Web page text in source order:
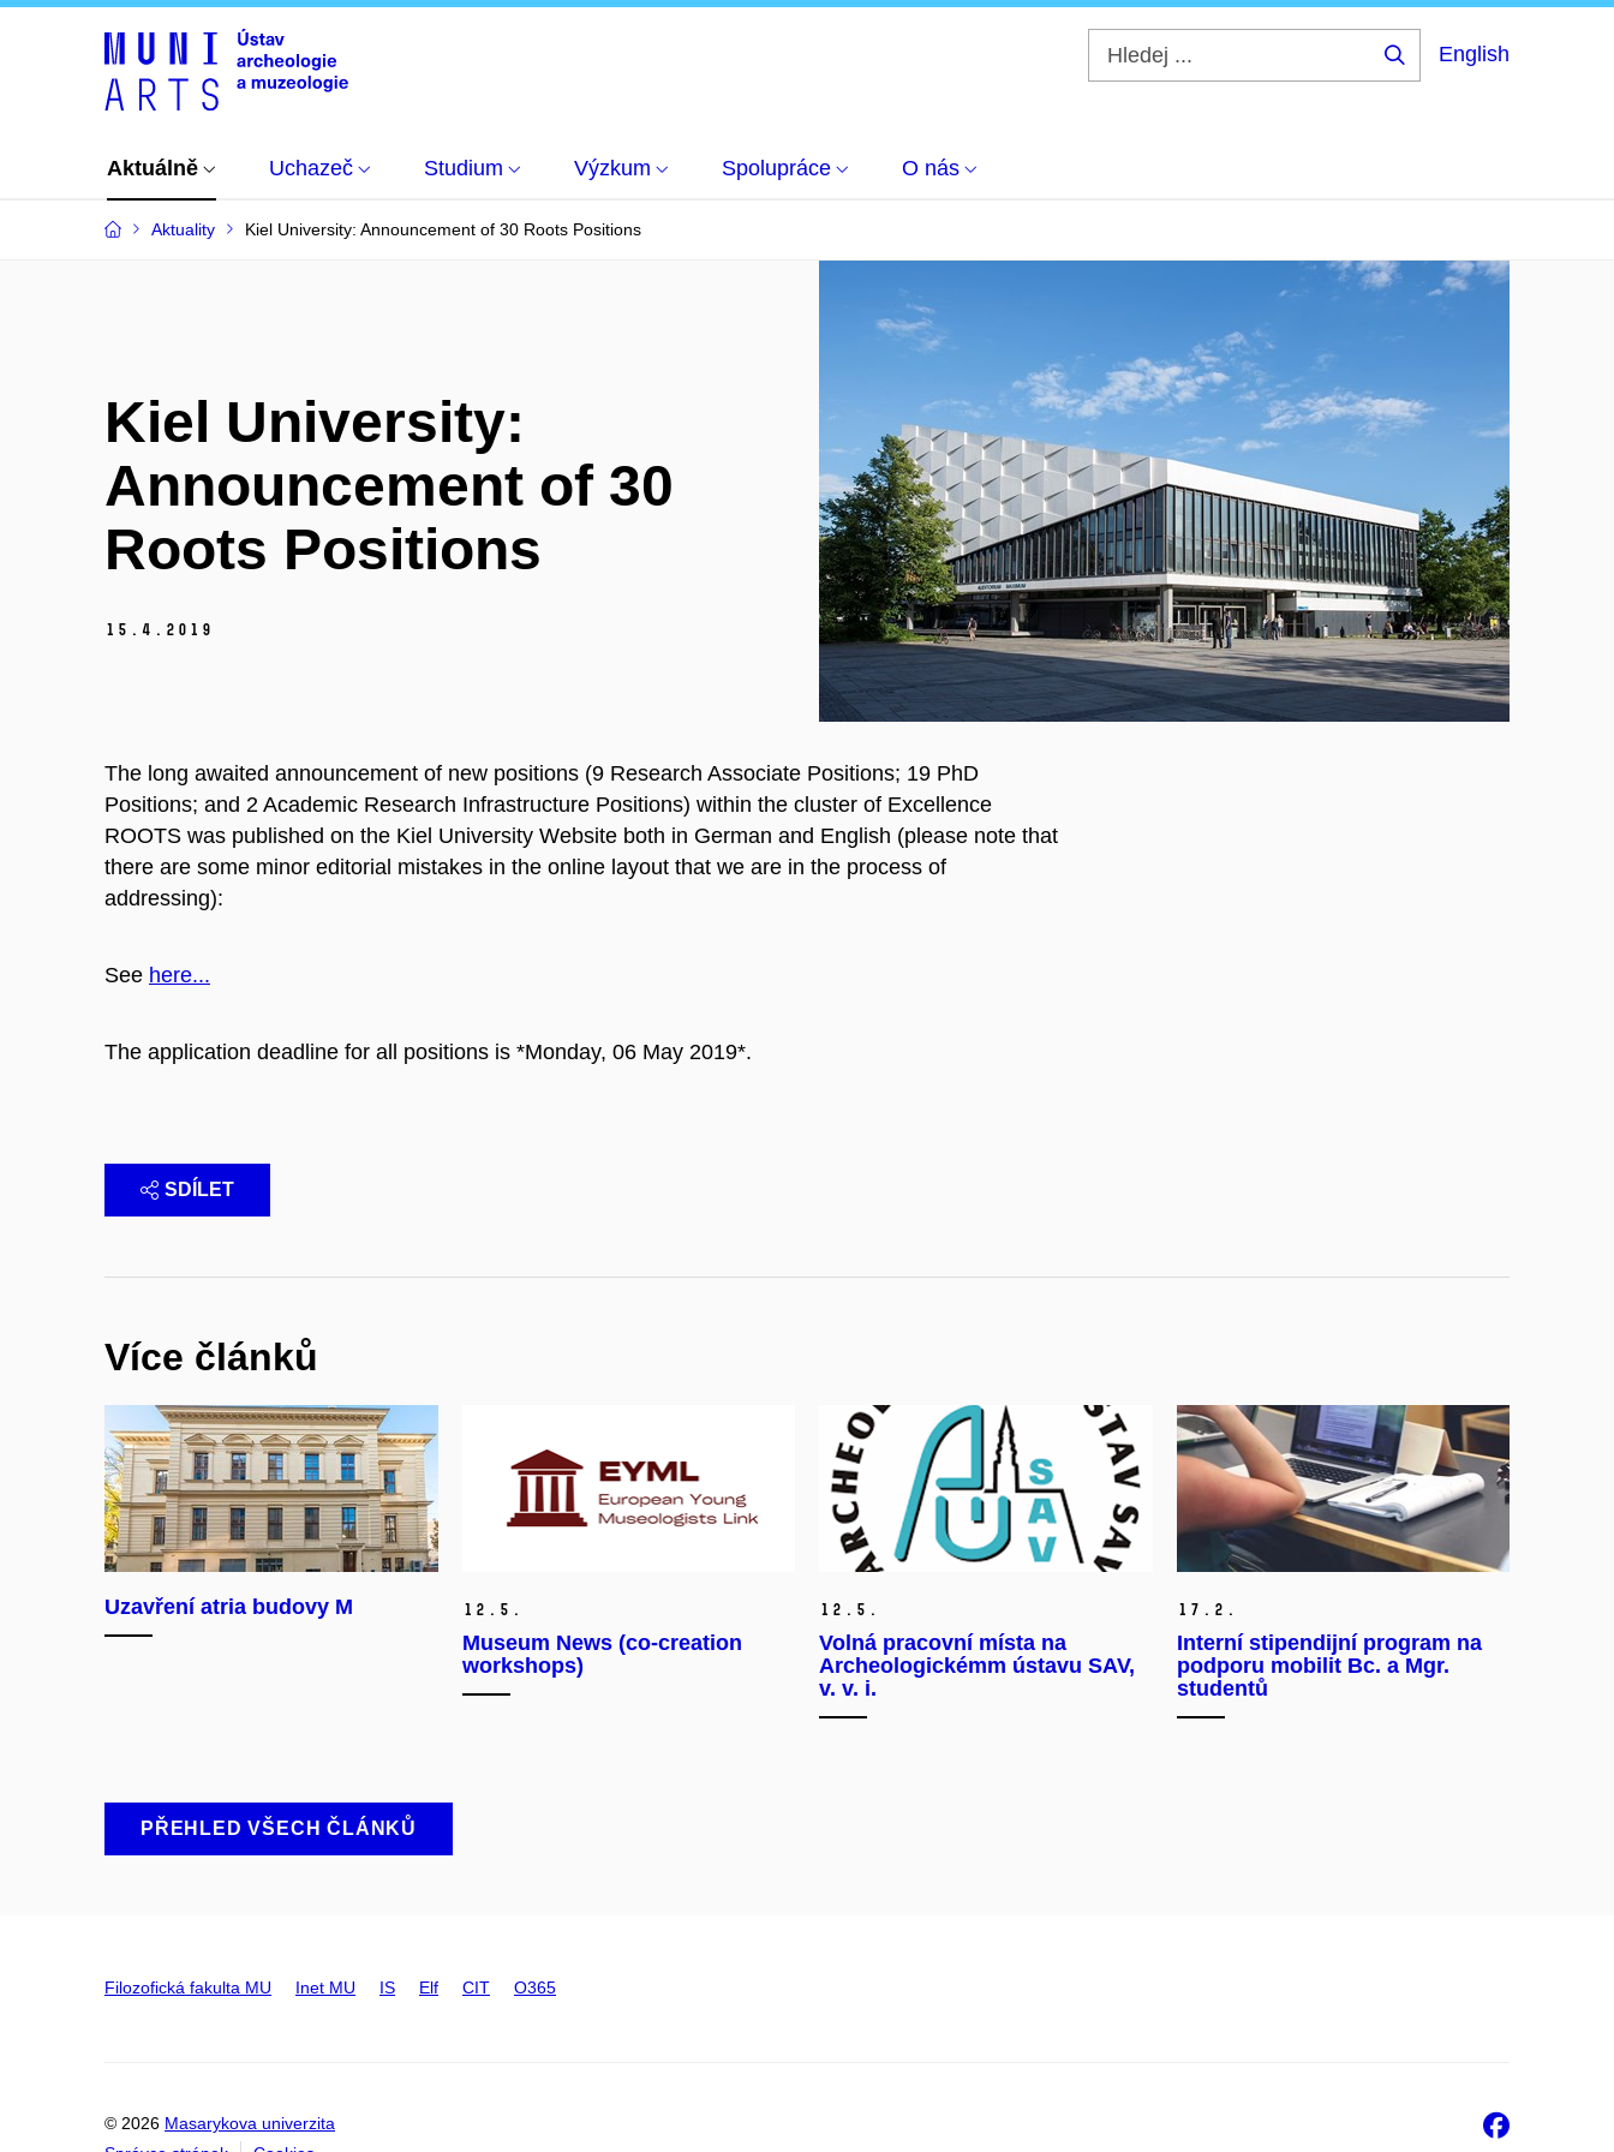
English
Aktuálně Uchazeč Studium Výzkum Spolupráce O nás
Aktuality Kiel University: Announcement of 30 Roots Positions
Kiel University:
Announcement of 30
Roots Positions
15. 4. 2019
The long awaited announcement of new positions (9 Research Associate Positions; 19 PhD
Positions; and 2 Academic Research Infrastructure Positions) within the cluster of Excellence
ROOTS was published on the Kiel University Website both in German and English (please note that
there are some minor editorial mistakes in the online layout that we are in the process of
addressing):
See here...
The application deadline for all positions is *Monday, 06 May 2019*.
SDÍLET
Více článků
Uzavření atria budovy M 12. 5.
Museum News (co-creation
workshops)
12. 5.
Volná pracovní místa na
Archeologickémm ústavu SAV,
v. v. i.
17. 2.
Interní stipendijní program na
podporu mobilit Bc. a Mgr.
studentů
PŘEHLED VŠECH ČLÁNKŮ
Filozofická fakulta MU Inet MU IS Elf CIT O365
© 2026 Masarykova univerzita